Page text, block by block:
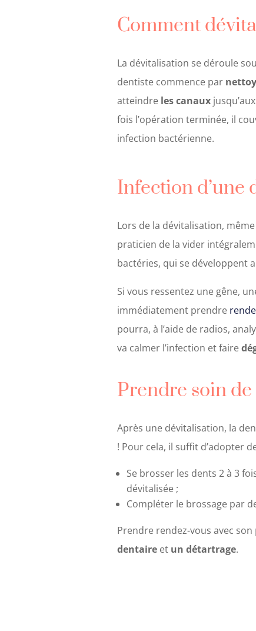
Comment
La dévitalisation se déroule
dentiste commence par
atteindre les canaux
fois l’opération terminée, il
infection bactérienne.
Infection d’une
Lors de la dévitalisation, même
praticien de la vider
bactéries, qui se développent
Si vous ressentez une gêne,
immédiatement prendre
pourra, à l’aide de radios,
va calmer l’infection et faire
Prendre soin
Après une dévitalisation, la
! Pour cela, il suffit d’adopter
Se brosser les dents 2 à 3
dévitalisée ;
Compléter le brossage par
Prendre rendez-vous avec
dentaireet un détartrage.